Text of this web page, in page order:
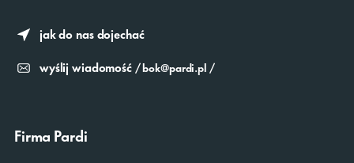
jak do nas dojechać
wyślij wiadomość / bok@pardi.pl /
Firma Pardi